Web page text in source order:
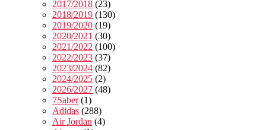
2017/2018 (23)
2018/2019 (130)
2019/2020 (19)
2020/2021 (30)
2021/2022 (100)
2022/2023 (37)
2023/2024 (82)
2024/2025 (2)
2026/2027 (48)
7Saber(1)
Adidas (288)
Air Jordan (4)